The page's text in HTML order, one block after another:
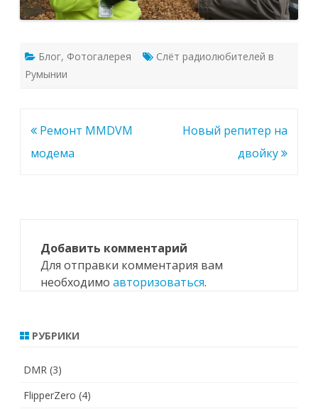
Блог, Фотогалерея
Слёт радиолюбителей в
Румынии
Навигация
по
Ремонт MMDVM
модема
Новый репитер на
двойку
Добавить комментарий
Для отправки комментария вам
необходимо авторизоваться.
РУБРИКИ
DMR (3)
FlipperZero (4)